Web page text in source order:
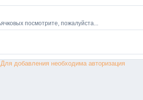
Для добавления необходима авторизация